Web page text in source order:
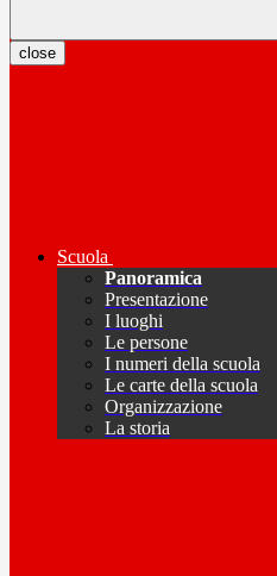
close
Scuola
Panoramica
Presentazione
I luoghi
Le persone
I numeri della scuola
Le carte della scuola
Organizzazione
La storia